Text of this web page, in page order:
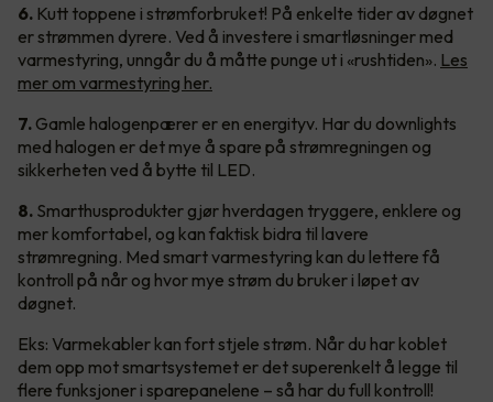
6. Kutt toppene i strømforbruket! På enkelte tider av døgnet
er strømmen dyrere. Ved å investere i smartløsninger med
varmestyring, unngår du å måtte punge ut i «rushtiden». Les
mer om varmestyring her.
7. Gamle halogenpærer er en energityv. Har du downlights
med halogen er det mye å spare på strømregningen og
sikkerheten ved å bytte til LED.
8. Smarthusprodukter gjør hverdagen tryggere, enklere og
mer komfortabel, og kan faktisk bidra til lavere
strømregning. Med smart varmestyring kan du lettere få
kontroll på når og hvor mye strøm du bruker i løpet av
døgnet.
Eks: Varmekabler kan fort stjele strøm. Når du har koblet
dem opp mot smartsystemet er det superenkelt å legge til
flere funksjoner i sparepanelene – så har du full kontroll!